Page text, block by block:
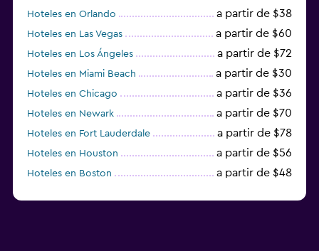
Hoteles en Orlando a partir de $38
Hoteles en Las Vegas a partir de $60
Hoteles en Los Ángeles a partir de $72
Hoteles en Miami Beach a partir de $30
Hoteles en Chicago a partir de $36
Hoteles en Newark a partir de $70
Hoteles en Fort Lauderdale a partir de $78
Hoteles en Houston a partir de $56
Hoteles en Boston a partir de $48